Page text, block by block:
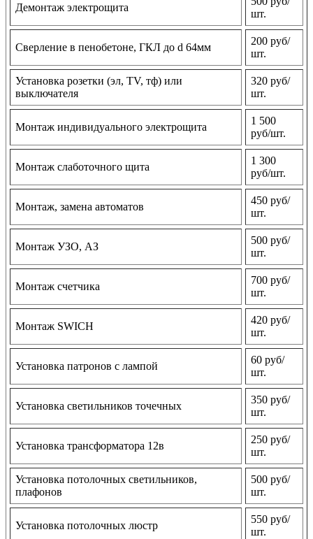
Демонтаж электрощита
шт.
Сверление в пенобетоне, ГКЛ до d 64мм
200 руб/
шт.
Установка розетки (эл, TV, тф) или
выключателя
320 руб/
шт.
Монтаж индивидуального электрощита
1 500
руб/шт.
Монтаж слаботочного щита
1 300
руб/шт.
Монтаж, замена автоматов
450 руб/
шт.
Монтаж УЗО, АЗ
500 руб/
шт.
Монтаж счетчика
700 руб/
шт.
Монтаж SWICH
420 руб/
шт.
Установка патронов с лампой
60 руб/
шт.
Установка светильников точечных
350 руб/
шт.
Установка трансформатора 12в
250 руб/
шт.
Установка потолочных светильников,
плафонов
500 руб/
шт.
Установка потолочных люстр
550 руб/
шт.